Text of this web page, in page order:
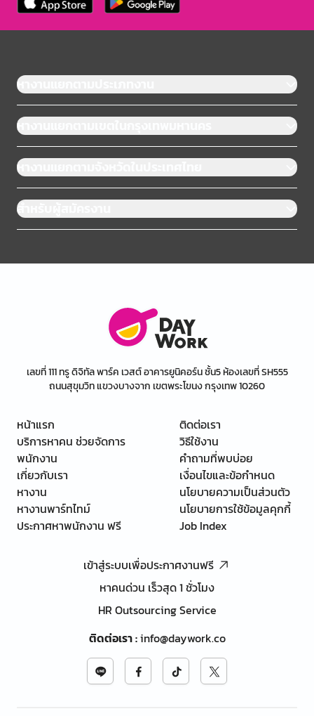
หางานแยกตามประเภทงาน
หางานแยกตามเขตในกรุงเทพมหานคร
หางานแยกตามจังหวัดในประเทศไทย
สำหรับผู้สมัครงาน
เลขที่ 111 ทรู ดิจิทัล พาร์ค เวสต์ อาคารยูนิคอร์น ชั้น5 ห้องเลขที่ SH555
ถนนสุขุมวิท แขวงบางจาก เขตพระโขนง กรุงเทพ 10260
หน้าแรก
บริการหาคน ช่วยจัดการ
พนักงาน
เกี่ยวกับเรา
หางาน
หางานพาร์ทไทม์
ประกาศหาพนักงาน ฟรี
ติดต่อเรา
วิธีใช้งาน
คำถามที่พบบ่อย
เงื่อนไขและข้อกำหนด
นโยบายความเป็นส่วนตัว
นโยบายการใช้ข้อมูลคุกกี้
Job Index
เข้าสู่ระบบเพื่อประกาศงานฟรี
หาคนด่วน เร็วสุด 1 ชั่วโมง
HR Outsourcing Service
ติดต่อเรา:info@daywork.co